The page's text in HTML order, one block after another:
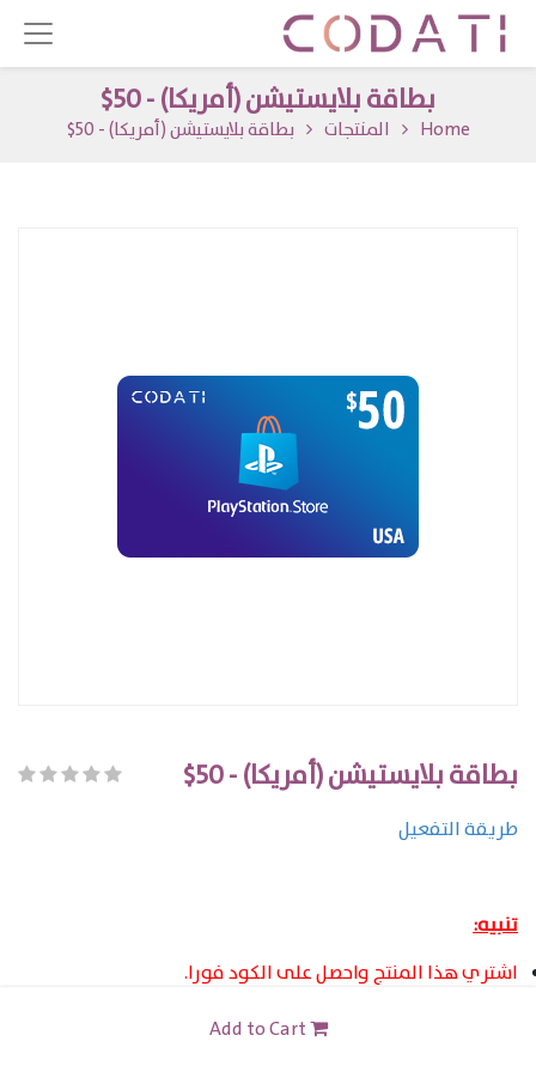
بطاقة بلايستيشن (أمريكا) - 50$
Home المنتجات بطاقة بلايستيشن (أمريكا) - 50$
بطاقة بلايستيشن (أمريكا) - 50$
طريقة التفعيل
تنبيه:
اشتري هذا المنتج واحصل على الكود فورا.
المسجلين في الولايات المتحدة الأمريكية.